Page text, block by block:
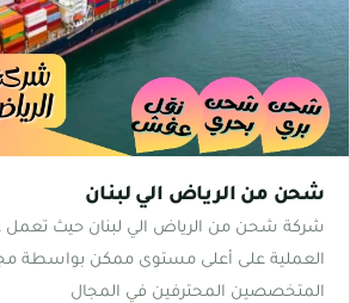
شحن من الرياض الي لبنان
شركة شحن من الرياض الي لبنان حيث تعمل
العملية على أعلى مستوى ممكن بواسطة
المتخصصين المحترفين في المجال